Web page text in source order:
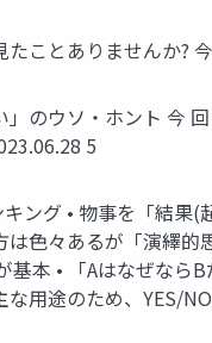
たことありませんか?
」のウソ‧ホント 今
5
ング • 物事を「結果(
は⾊々あるが「演繹
基本 • 「Aはなぜなら
な⽤途のため、YES/